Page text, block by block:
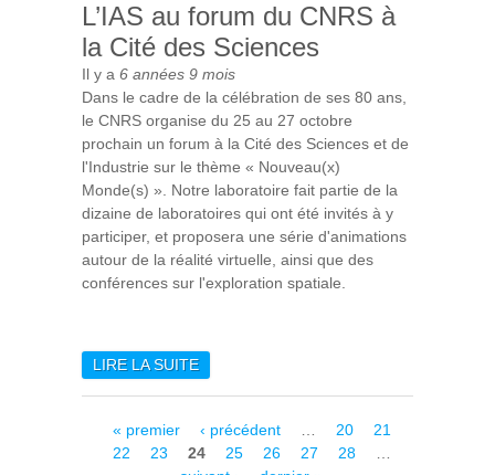
L’IAS au forum du CNRS à
la Cité des Sciences
Il y a 6 années 9 mois
Dans le cadre de la célébration de ses 80 ans,
le CNRS organise du 25 au 27 octobre
prochain un forum à la Cité des Sciences et de
l'Industrie sur le thème « Nouveau(x)
Monde(s) ». Notre laboratoire fait partie de la
dizaine de laboratoires qui ont été invités à y
participer, et proposera une série d'animations
autour de la réalité virtuelle, ainsi que des
conférences sur l'exploration spatiale.
LIRE LA SUITEDE L’IAS AU FORUM DU
Pages
« premier ‹ précédent … 20
21
22
23 24 25 26 27 28
…